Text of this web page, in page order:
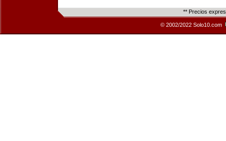
** Precios
© 2002/2022 Solo10.com